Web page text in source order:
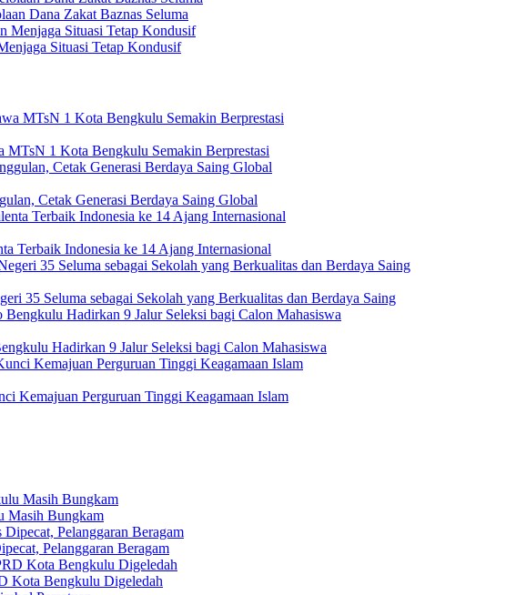
Dana Zakat Baznas Seluma
Situasi Tetap Kondusif
1 Kota Bengkulu Semakin Berprestasi
Cetak Generasi Berdaya Saing Global
Terbaik Indonesia ke 14 Ajang Internasional
35 Seluma sebagai Sekolah yang Berkualitas dan Berdaya Saing
Hadirkan 9 Jalur Seleksi bagi Calon Mahasiswa
Kemajuan Perguruan Tinggi Keagamaan Islam
Masih Bungkam
Pelanggaran Beragam
Kota Bengkulu Digeledah